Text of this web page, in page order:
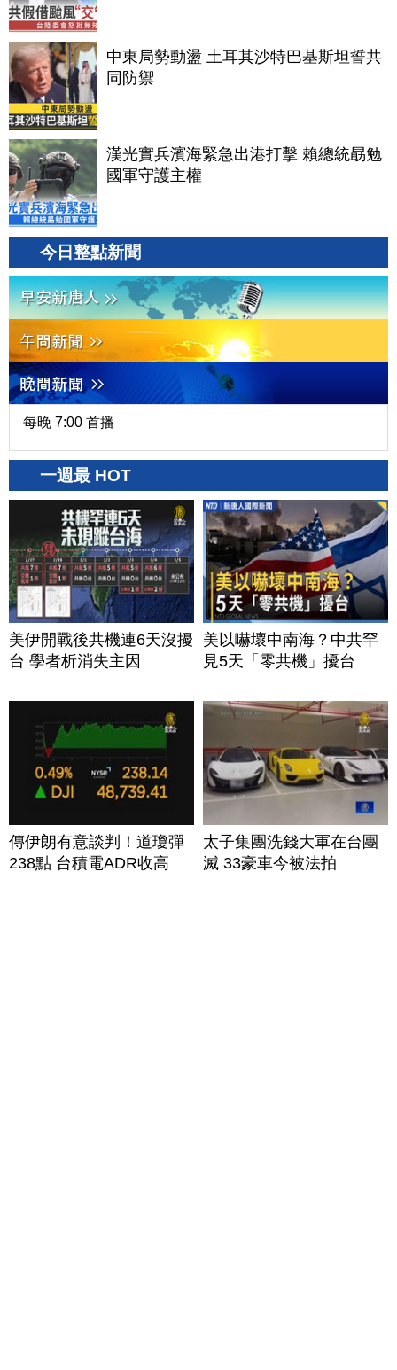
中東局勢動盪 土耳其沙特巴基斯坦誓共
同防禦
漢光實兵濱海緊急出港打擊 賴總統勗勉
國軍守護主權
今日整點新聞
每晚 7:00 首播
一週最 HOT
美伊開戰後共機連6天沒擾
台 學者析消失主因
美以嚇壞中南海？中共罕
見5天「零共機」擾台
傳伊朗有意談判！道瓊彈
238點 台積電ADR收高
太子集團洗錢大軍在台團
滅 33豪車今被法拍